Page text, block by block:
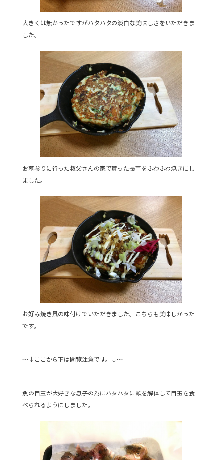
大きくは無かったですがハタハタの淡白な美味しさをいただきま
した。
お墓参りに行った叔父さんの家で貰った長芋をふわふわ焼きにし
ました。
お好み焼き風の味付けでいただきました。こちらも美味しかった
です。
～↓ここから下は閲覧注意です。↓～
魚の目玉が大好きな息子の為にハタハタに頭を解体して目玉を食
べられるようにしました。